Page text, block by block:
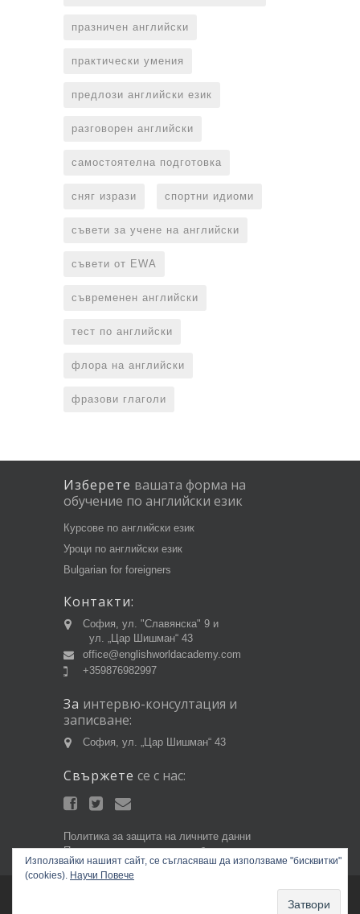
празничен английски
практически умения
предлози английски език
разговорен английски
самостоятелна подготовка
сняг изрази спортни идиоми
съвети за учене на английски
съвети от EWA
съвременен английски
тест по английски
флора на английски
фразови глаголи
Изберете вашата форма на
обучение по английски език
Курсове по английски език
Уроци по английски език
Bulgarian for foreigners
Контакти:
София, ул. "Славянска" 9 и
ул. „Цар Шишман“ 43
office@englishworldacademy.com
+359876982997
За интервю-консултация и
записване:
София, ул. „Цар Шишман“ 43
Свържете се с нас:
Политика за защита на личните данни
Политика за използване на бисквитки
Използвайки нашият сайт, се съгласяваш да използваме "бисквитки"
(cookies). Научи Повече